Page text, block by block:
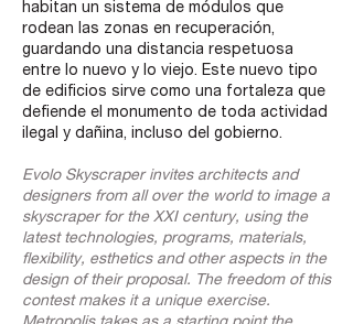
habitan un sistema de módulos que
rodean las zonas en recuperación,
guardando una distancia respetuosa
entre lo nuevo y lo viejo. Este nuevo tipo
de edificios sirve como una fortaleza que
defiende el monumento de toda actividad
ilegal y dañina, incluso del gobierno.
Evolo Skyscraper invites architects and
designers from all over the world to image a
skyscraper for the XXI century, using the
latest technologies, programs, materials,
flexibility, esthetics and other aspects in the
design of their proposal. The freedom of this
contest makes it a unique exercise.